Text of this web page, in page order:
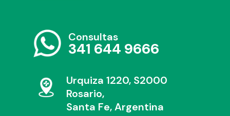
Consultas
341 644 9666
Urquiza 1220, S2000
Rosario,
Santa Fe, Argentina